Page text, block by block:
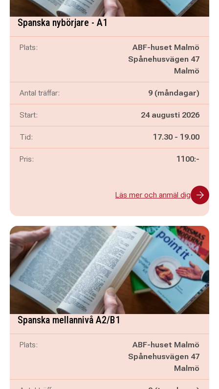
Spanska nybörjare - A1
Plats:
ABF-huset Malmö
Spånehusvägen 47
Malmö
Antal träffar: 9 (måndagar)
Start: 24 augusti 2026
Tid: Pågår mellan
17.30 - och
19.00
Pris: 1100:-
Läs mer och anmäl dig
Spanska mellannivå A2/B1
Plats:
ABF-huset Malmö
Spånehusvägen 47
Malmö